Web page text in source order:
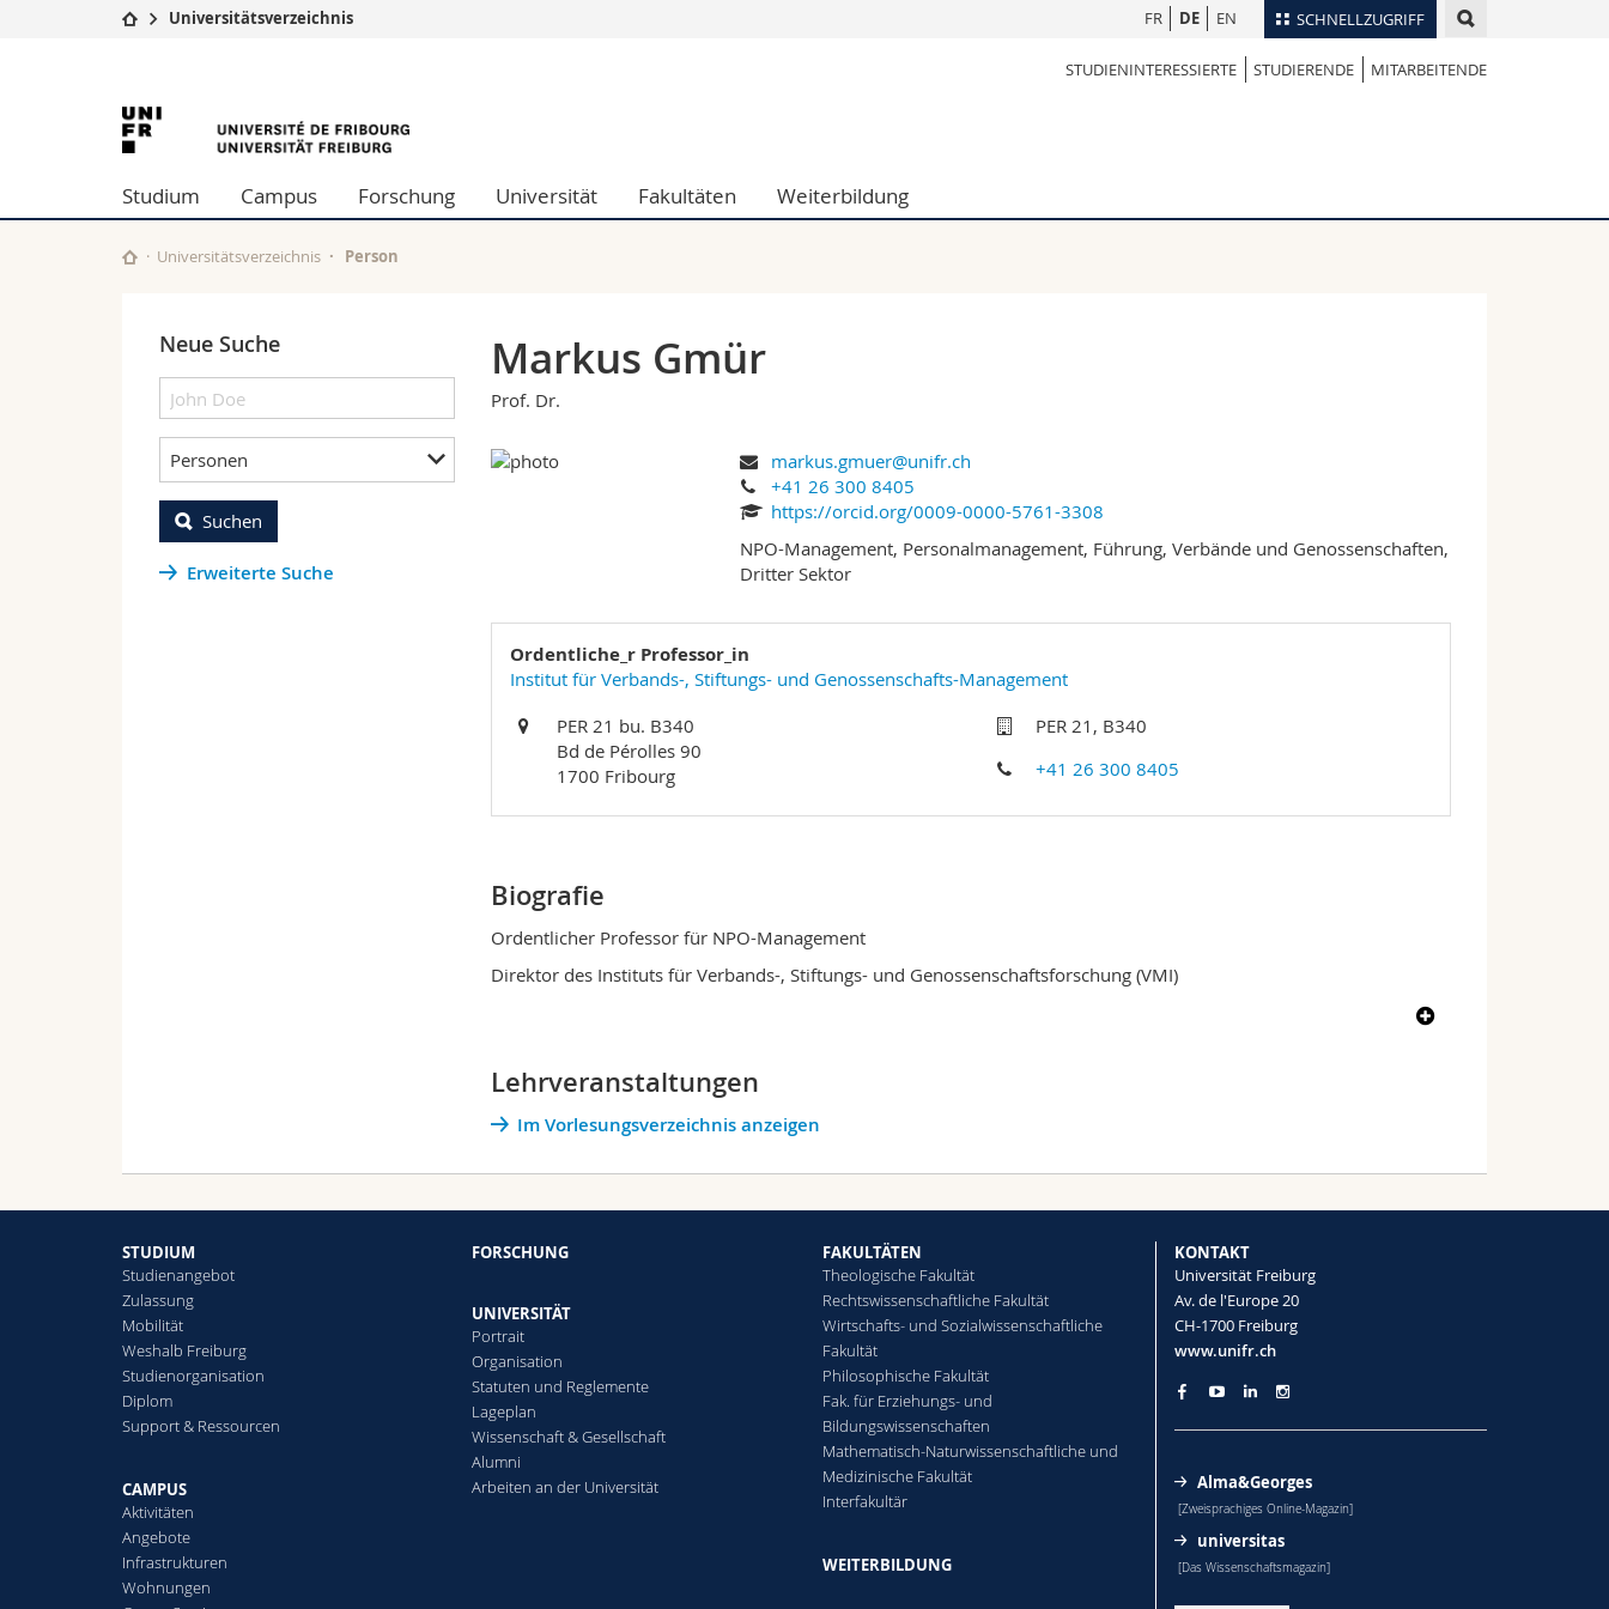
SCHNELLZUGRIFF
Studium
Campus
Universität
Weiterbildung
Theologische Fak.
Philosophische Fak.
Fak. für Erziehungs- und Bildungswissenschaften
Mitarbeitende
Personenverzeichnis
Vorlesungsverzeichnis
FR DE EN
Universitätsverzeichnis
STUDIENINTERESSIERTE STUDIERENDE MITARBEITENDE
University
of
Fribourg
Studium Campus Forschung Universität Fakultäten Weiterbildung
Universitätsverzeichnis Person
Neue Suche
Personen
Suchen
Erweiterte Suche
Markus Gmür
Prof. Dr.
markus.gmuer@unifr.ch
+41 26 300 8405
https://orcid.org/0009-0000-5761-3308
NPO-Management, Personalmanagement, Führung, Verbände und Genossenschaften,
Dritter Sektor
Ordentliche_r Professor_in
Institut für Verbands-, Stiftungs- und Genossenschafts-Management
PER 21 bu. B340
Bd de Pérolles 90
1700 Fribourg
PER 21, B340
+41 26 300 8405
Biografie
Ordentlicher Professor für NPO-Management
Direktor des Instituts für Verbands-, Stiftungs- und Genossenschaftsforschung (VMI)
Lehrveranstaltungen
Im Vorlesungsverzeichnis anzeigen
STUDIUM
Studienangebot
Zulassung
Mobilität
Weshalb Freiburg
Studienorganisation
Diplom
Support & Ressourcen
CAMPUS
Aktivitäten
Angebote
Infrastrukturen
Wohnungen
FORSCHUNG
UNIVERSITÄT
Portrait
Organisation
Statuten und Reglemente
Lageplan
Wissenschaft & Gesellschaft
Alumni
Arbeiten an der Universität
FAKULTÄTEN
Theologische Fakultät
Rechtswissenschaftliche Fakultät
Wirtschafts- und Sozialwissenschaftliche
Fakultät
Philosophische Fakultät
Fak. für Erziehungs- und
Bildungswissenschaften
Mathematisch-Naturwissenschaftliche und
Medizinische Fakultät
Interfakultär
WEITERBILDUNG
KONTAKT
Universität Freiburg
Av. de l'Europe 20
CH-1700 Freiburg
www.unifr.ch
Alma&Georges
[Zweisprachiges Online-Magazin]
universitas
[Das Wissenschaftsmagazin]